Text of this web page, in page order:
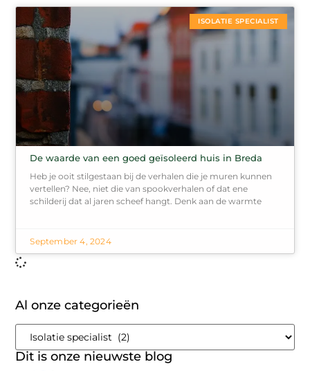
ISOLATIE SPECIALIST
De waarde van een goed geïsoleerd huis in Breda
Heb je ooit stilgestaan bij de verhalen die je muren kunnen
vertellen? Nee, niet die van spookverhalen of dat ene
schilderij dat al jaren scheef hangt. Denk aan de warmte
September 4, 2024
Al onze categorieën
Dit is onze nieuwste blog